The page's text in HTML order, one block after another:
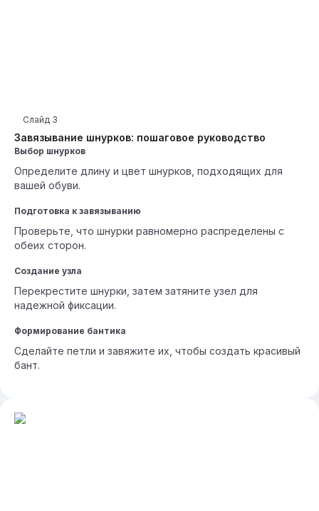
Завязывание шнурков: пошаговое руководство
Слайд 3
Выбор шнурков
Определите длину и цвет шнурков, подходящих для
вашей обуви.
Подготовка к завязыванию
Проверьте, что шнурки равномерно распределены с
обеих сторон.
Создание узла
Перекрестите шнурки, затем затяните узел для
надежной фиксации.
Формирование бантика
Сделайте петли и завяжите их, чтобы создать красивый
бант.